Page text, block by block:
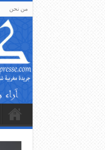
من نحن